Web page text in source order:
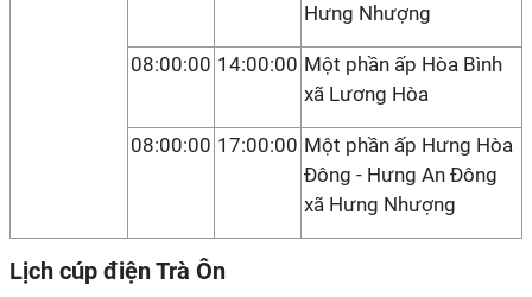
Hưng Nhượng
08:00:00 14:00:00 Một phần ấp Hòa Bình
xã Lương Hòa
08:00:00 17:00:00 Một phần ấp Hưng Hòa
Đông - Hưng An Đông
xã Hưng Nhượng
Lịch cúp điện Trà Ôn